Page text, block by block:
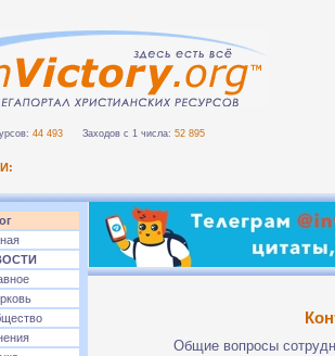
44 493 Заходов с 1 числа: 52 895
Общие вопросы